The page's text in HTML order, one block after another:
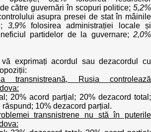
către guvernări în scopuri politice; 5,2%
asupra presei de stat în mâinile
3,9%folosirea administrației locale și
partidelor de la guvernare; 2,0%
exprimați acordul sau dezacordul cu
transnistreană, Rusia controlează
20% acord parțial; 20% dezacord total;
răspund; 10% dezacord parțial.
transnistrene nu stă în puterile